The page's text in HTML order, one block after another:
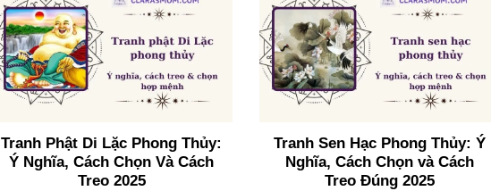
Tranh Phật Di Lặc Phong Thủy:
Ý Nghĩa, Cách Chọn Và Cách
Treo 2025
Tranh Sen Hạc Phong Thủy: Ý
Nghĩa, Cách Chọn và Cách
Treo Đúng 2025